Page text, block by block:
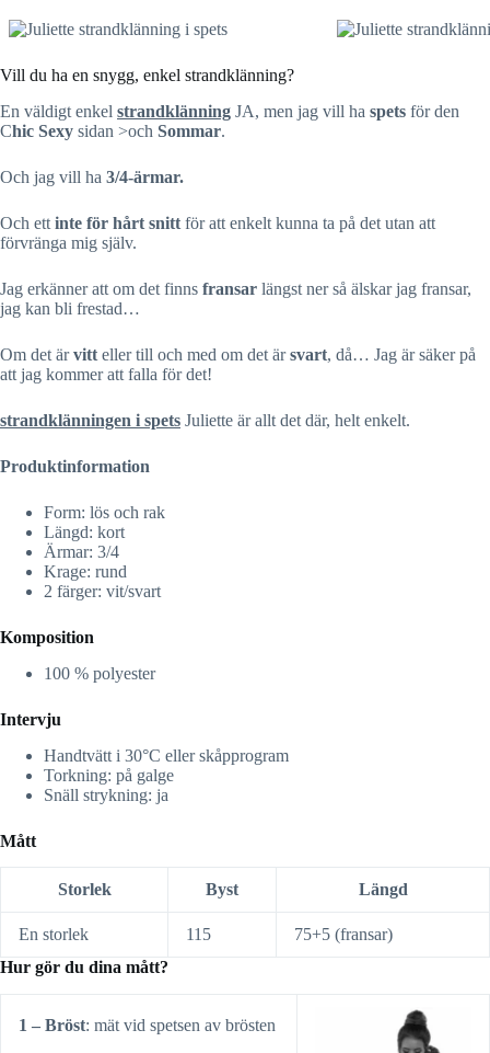
Vill du ha en snygg, enkel strandklänning?
En väldigt enkel strandklänning JA, men jag vill ha spets för den
Chic Sexy sidan >och Sommar.
Och jag vill ha 3/4-ärmar.
Och ett inte för hårt snitt för att enkelt kunna ta på det utan att
förvränga mig själv.
Jag erkänner att om det finns fransar längst ner så älskar jag fransar,
jag kan bli frestad…
Om det ärvitt eller till och med om det ärsvart, då… Jag är säker på
att jag kommer att falla för det!
strandklänningen i spets Juliette är allt det där, helt enkelt.
Produktinformation
Form: lös och rak
Längd: kort
Ärmar: 3/4
Krage: rund
2 färger: vit/svart
Komposition
100 % polyester
Intervju
Handtvätt i 30°C eller skåpprogram
Torkning: på galge
Snäll strykning: ja
Mått
Storlek Byst Längd
En storlek 115
75+5 (fransar)
Hur gör du dina mått?
1 – Bröst: mät vid spetsen av brösten